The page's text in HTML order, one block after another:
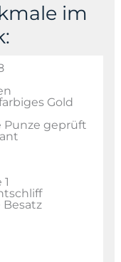
im
Gold
Punze geprüft
Besatz